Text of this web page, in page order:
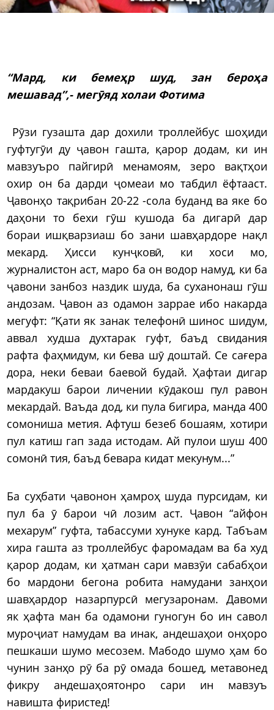
“Мард, ки бемеҳр шуд, зан бероҳа
мешавад”,- мегӯяд холаи Фотима
Рӯзи гузашта дар дохили троллейбус шоҳиди
гуфтугӯи ду ҷавон гашта, қарор додам, ки ин
мавзуъро пайгирӣ менамоям, зеро вақтҳои
охир он ба дарди ҷомеаи мо табдил ёфтааст.
Ҷавонҳо тақрибан 20-22 -сола буданд ва яке бо
даҳони то бехи гӯш кушода ба дигарӣ дар
бораи ишқварзиаш бо зани шавҳардоре нақл
мекард. Ҳисси кунҷковӣ, ки хоси мо,
журналистон аст, маро ба он водор намуд, ки ба
ҷавони занбоз наздик шуда, ба суханонаш гӯш
андозам. Ҷавон аз одамон заррае ибо накарда
мегуфт: “Қати як занак телефонӣ шинос шидум,
аввал худша духтарак гуфт, баъд свидания
рафта фаҳмидум, ки бева шӯ доштай. Се сағера
дора, неки беваи баевой будай. Ҳафтаи дигар
мардакуш барои личении кӯдакош пул равон
мекардай. Ваъда дод, ки пула бигира, манда 400
сомониша метия. Афтуш безеб бошаям, хотири
пул катиш гап зада истодам. Ай пулои шуш 400
сомонӣ тия, баъд бевара кидат мекунум...”
Ба суҳбати ҷавонон ҳамроҳ шуда пурсидам, ки
пул ба ӯ барои чӣ лозим аст. Ҷавон “айфон
мехарум” гуфта, табассуми хунуке кард. Табъам
хира гашта аз троллейбус фаромадам ва ба худ
қарор додам, ки ҳатман сари мавзӯи сабабҳои
бо мардони бегона робита намудани занҳои
шавҳардор назарпурсӣ мегузаронам. Давоми
як ҳафта ман ба одамони гуногун бо ин савол
муроҷиат намудам ва инак, андешаҳои онҳоро
пешкаши шумо месозем. Мабодо шумо ҳам бо
чунин занҳо рӯ ба рӯ омада бошед, метавонед
фикру андешаҳоятонро сари ин мавзуъ
навишта фиристед!